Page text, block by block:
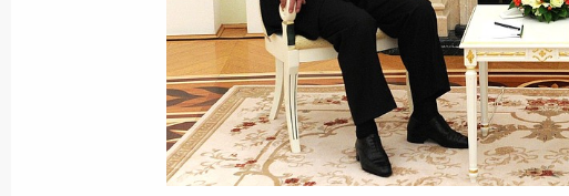
Указ о присвоении почётного звания
20 мая 2021 года, 20:00